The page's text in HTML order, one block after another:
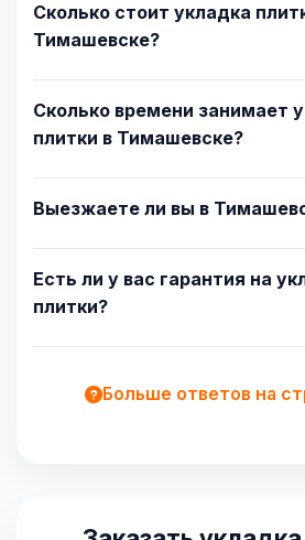
Сколько стоит укладка
Тимашевске?
Сколько времени занимает
плитки в Тимашевске?
Выезжаете ли вы в
Есть ли у вас гарантия на
плитки?
Больше ответов на